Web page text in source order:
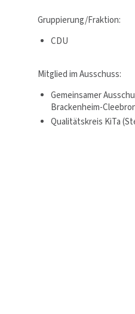
Gruppierung/Fraktion:
CDU
Mitglied im Ausschuss:
Gemeinsamer
Brackenheim-
Qualitätskreis KiTa